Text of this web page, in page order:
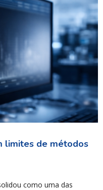
limites de métodos
como uma das